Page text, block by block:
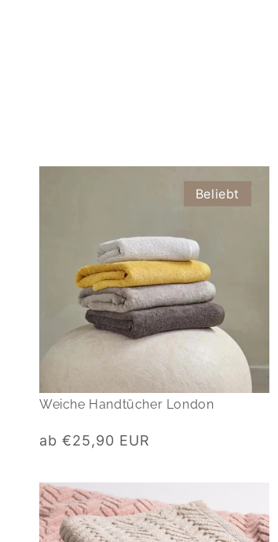
Weiche Handtücher London
Normaler
ab €25,90 EUR
Beliebt